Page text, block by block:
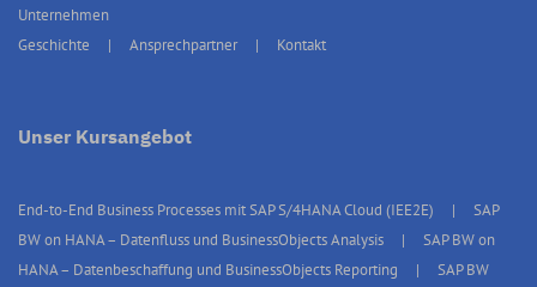
Unternehmen
Geschichte
Ansprechpartner Kontakt
Unser Kursangebot
End-to-End Business Processes mit SAP S/4HANA Cloud (IEE2E)
SAP
BW on HANA – Datenfluss und BusinessObjects Analysis
SAP BW on
HANA – Datenbeschaffung und BusinessObjects Reporting
SAP BW